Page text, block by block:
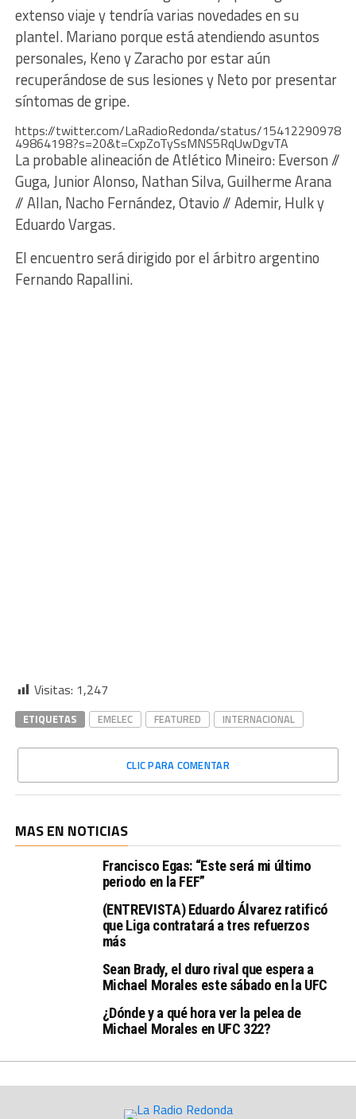
extenso viaje y tendría varias novedades en su
plantel. Mariano porque está atendiendo asuntos
personales, Keno y Zaracho por estar aún
recuperándose de sus lesiones y Neto por presentar
síntomas de gripe.
https://twitter.com/LaRadioRedonda/status/15412290978
49864198?s=20&t=CxpZoTySsMNS5RqUwDgvTA
La probable alineación de Atlético Mineiro: Everson //
Guga, Junior Alonso, Nathan Silva, Guilherme Arana
// Allan, Nacho Fernández, Otavio // Ademir, Hulk y
Eduardo Vargas.
El encuentro será dirigido por el árbitro argentino
Fernando Rapallini.
Visitas: 1,247
ETIQUETAS EMELEC FEATURED INTERNACIONAL
CLIC PARA COMENTAR
MAS EN NOTICIAS
Francisco Egas: “Este será mi último
periodo en la FEF”
(ENTREVISTA) Eduardo Álvarez ratificó
que Liga contratará a tres refuerzos
más
Sean Brady, el duro rival que espera a
Michael Morales este sábado en la UFC
¿Dónde y a qué hora ver la pelea de
Michael Morales en UFC 322?